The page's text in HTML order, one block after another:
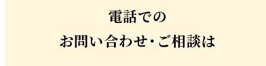
電話での
お問い合わせ・ご相談は